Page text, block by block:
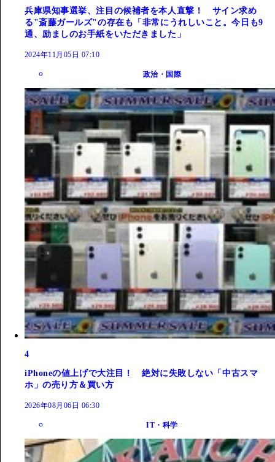
兵庫県知事選挙、注目の候補者を本人直撃！ サイン求め
る"斎藤ガールズ"の存在も「非常にうれしいこと。今日も9
通、励ましのお手紙をいただきました」
2024年11月05日 07:10
政治・国際
4
iPhoneの値上げで大注目！ 絶対に失敗しない「中古スマ
ホ」の売り方＆買い方
2026年08月06日 06:30
IT・科学